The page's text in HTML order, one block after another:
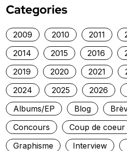
Categories
2009 2010 2011
2014
2015 2016
2019
2020 2021
2024
2025 2026
Albums/EP
Blog
Concours
Coup de coeur
Graphisme
Interview